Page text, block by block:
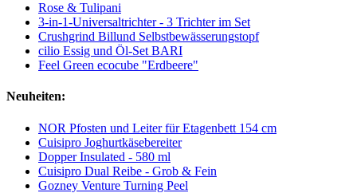
Rose & Tulipani
3-in-1-Universaltrichter - 3 Trichter im Set
Crushgrind Billund Selbstbewässerungstopf
cilio Essig und Öl-Set BARI
Feel Green ecocube "Erdbeere"
Neuheiten:
NOR Pfosten und Leiter für Etagenbett 154 cm
Cuisipro Joghurtkäsebereiter
Dopper Insulated - 580 ml
Cuisipro Dual Reibe - Grob & Fein
Gozney Venture Turning Peel